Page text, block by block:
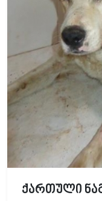
ქართული